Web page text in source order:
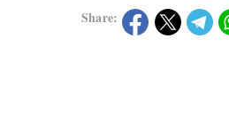
Share: